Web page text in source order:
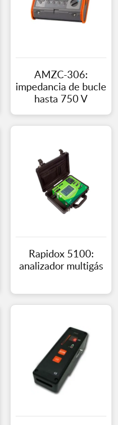
AMZC-306:
impedancia de bucle
hasta 750 V
Rapidox 5100:
analizador multigás